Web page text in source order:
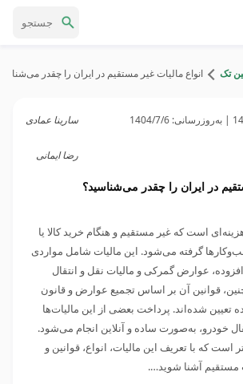
تک انواع مالیات غیر مستقیم در ایران را چقدر
| به‌روزرسانی: 1404/7/6 سارینا عمادی
رضا ایمانی
در ایران را چقدر می‌شناسید؟
است که غیر مستقیم و هنگام خرید کالا یا
گرفته می‌شود. این مالیات شامل مواردی
عوارض گمرکی و مالیات نقل و انتقال
قوانین آن بر اساس تجمیع عوارض و قانون
تعیین شده‌اند. پرداخت بعضی از این مالیات‌ها
خودرو، به‌صورت ساده و آنلاین انجام می‌شود.
است که با تعریف این مالیات، انواع، قوانین و
مستقیم آشنا شوید….